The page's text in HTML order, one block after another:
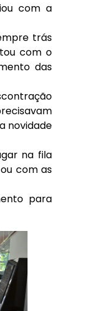
com a
trás
com o
das
novidade
na fila
com as
para